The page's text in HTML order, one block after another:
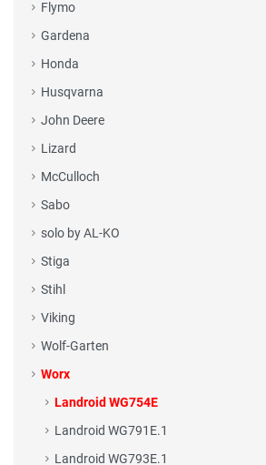
Flymo
Gardena
Honda
Husqvarna
John Deere
Lizard
McCulloch
Sabo
solo by AL-KO
Stiga
Stihl
Viking
Wolf-Garten
Worx
Landroid WG754E
Landroid WG791E.1
Landroid WG793E.1